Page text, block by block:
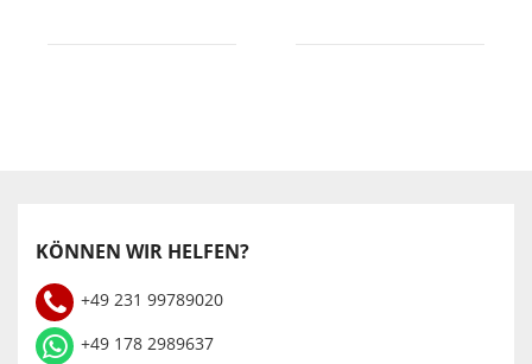
KÖNNEN WIR HELFEN?
+49 231 99789020
+49 178 2989637